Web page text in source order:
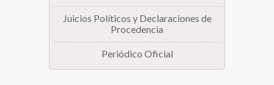
Juicios Políticos y Declaraciones de
Procedencia
Periódico Oficial